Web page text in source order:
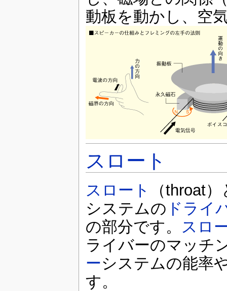
動板を動かし、空
スロート
スロート
（throat
システムの ドライ
の部分です。
スロ
ライバーのマッチ
ーシステムの能率
す。